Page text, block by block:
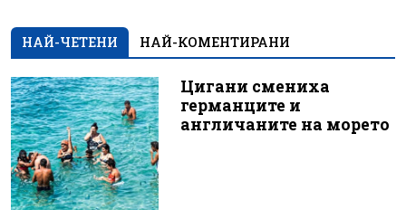
НАЙ-ЧЕТЕНИ НАЙ-КОМЕНТИРАНИ
Цигани смениха
германците и
англичаните на морето